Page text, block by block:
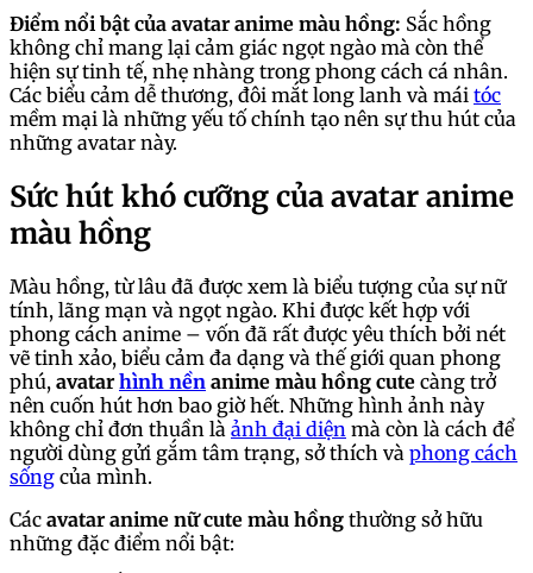
Điểm nổi bật của avatar anime màu hồng: Sắc hồng
không chỉ mang lại cảm giác ngọt ngào mà còn thể
hiện sự tinh tế, nhẹ nhàng trong phong cách cá nhân.
Các biểu cảm dễ thương, đôi mắt long lanh và mái tóc
mềm mại là những yếu tố chính tạo nên sự thu hút của
những avatar này.
Sức hút khó cưỡng của avatar anime
màu hồng
Màu hồng, từ lâu đã được xem là biểu tượng của sự nữ
tính, lãng mạn và ngọt ngào. Khi được kết hợp với
phong cách anime – vốn đã rất được yêu thích bởi nét
vẽ tinh xảo, biểu cảm đa dạng và thế giới quan phong
phú, avatarhình nền anime màu hồng cute càng trở
nên cuốn hút hơn bao giờ hết. Những hình ảnh này
không chỉ đơn thuần là ảnh đại diện mà còn là cách để
người dùng gửi gắm tâm trạng, sở thích và phong cách
sống của mình.
Các avatar anime nữ cute màu hồng thường sở hữu
những đặc điểm nổi bật: